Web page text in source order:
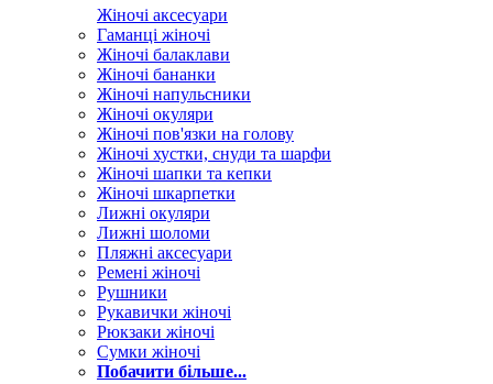
Жіночі аксесуари
Гаманці жіночі
Жіночі балаклави
Жіночі бананки
Жіночі напульсники
Жіночі окуляри
Жіночі пов'язки на голову
Жіночі хустки, снуди та шарфи
Жіночі шапки та кепки
Жіночі шкарпетки
Лижні окуляри
Лижні шоломи
Пляжні аксесуари
Ремені жіночі
Рушники
Рукавички жіночі
Рюкзаки жіночі
Сумки жіночі
Побачити більше...